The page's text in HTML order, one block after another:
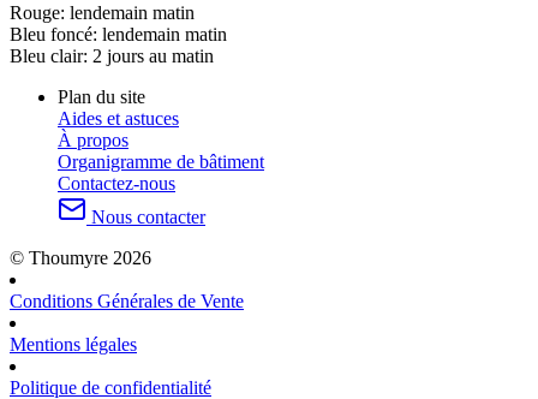
Rouge: lendemain matin
Bleu foncé: lendemain matin
Bleu clair: 2 jours au matin
Plan du site
Aides et astuces
À propos
Organigramme de bâtiment
Contactez-nous
Nous contacter
© Thoumyre 2026
Conditions Générales de Vente
Mentions légales
Politique de confidentialité